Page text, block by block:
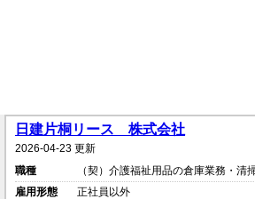
日建片桐リース 株式会社
2026-04-23 更新
職種
（契）介護福祉用品の倉庫業務・清
雇用形態
正社員以外